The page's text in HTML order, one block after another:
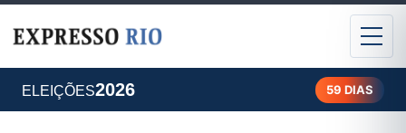
ELEIÇÕES2026 59 DIAS